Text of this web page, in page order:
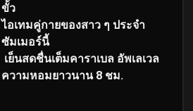
ขั้ว
ไอเทมคู่กายของสาว ๆ ประจำ
ซัมเมอร์นี้
เย็นสดชื่นเต็มคาราเบล อัพเลเวล
ความหอมยาวนาน 8 ชม.